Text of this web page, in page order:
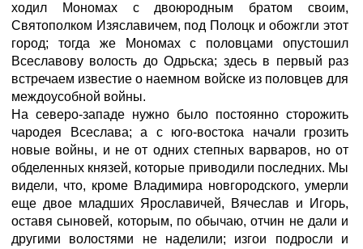
ходил Мономах с двоюродным братом своим,
Святополком Изяславичем, под Полоцк и обожгли этот
город; тогда же Мономах с половцами опустошил
Всеславову волость до Одрьска; здесь в первый раз
встречаем известие о наемном войске из половцев для
междоусобной войны.
На северо-западе нужно было постоянно сторожить
чародея Всеслава; а с юго-востока начали грозить
новые войны, и не от одних степных варваров, но от
обделенных князей, которые приводили последних. Мы
видели, что, кроме Владимира новгородского, умерли
еще двое младших Ярославичей, Вячеслав и Игорь,
оставя сыновей, которым, по обычаю, отчин не дали и
другими волостями не наделили; изгои подросли и